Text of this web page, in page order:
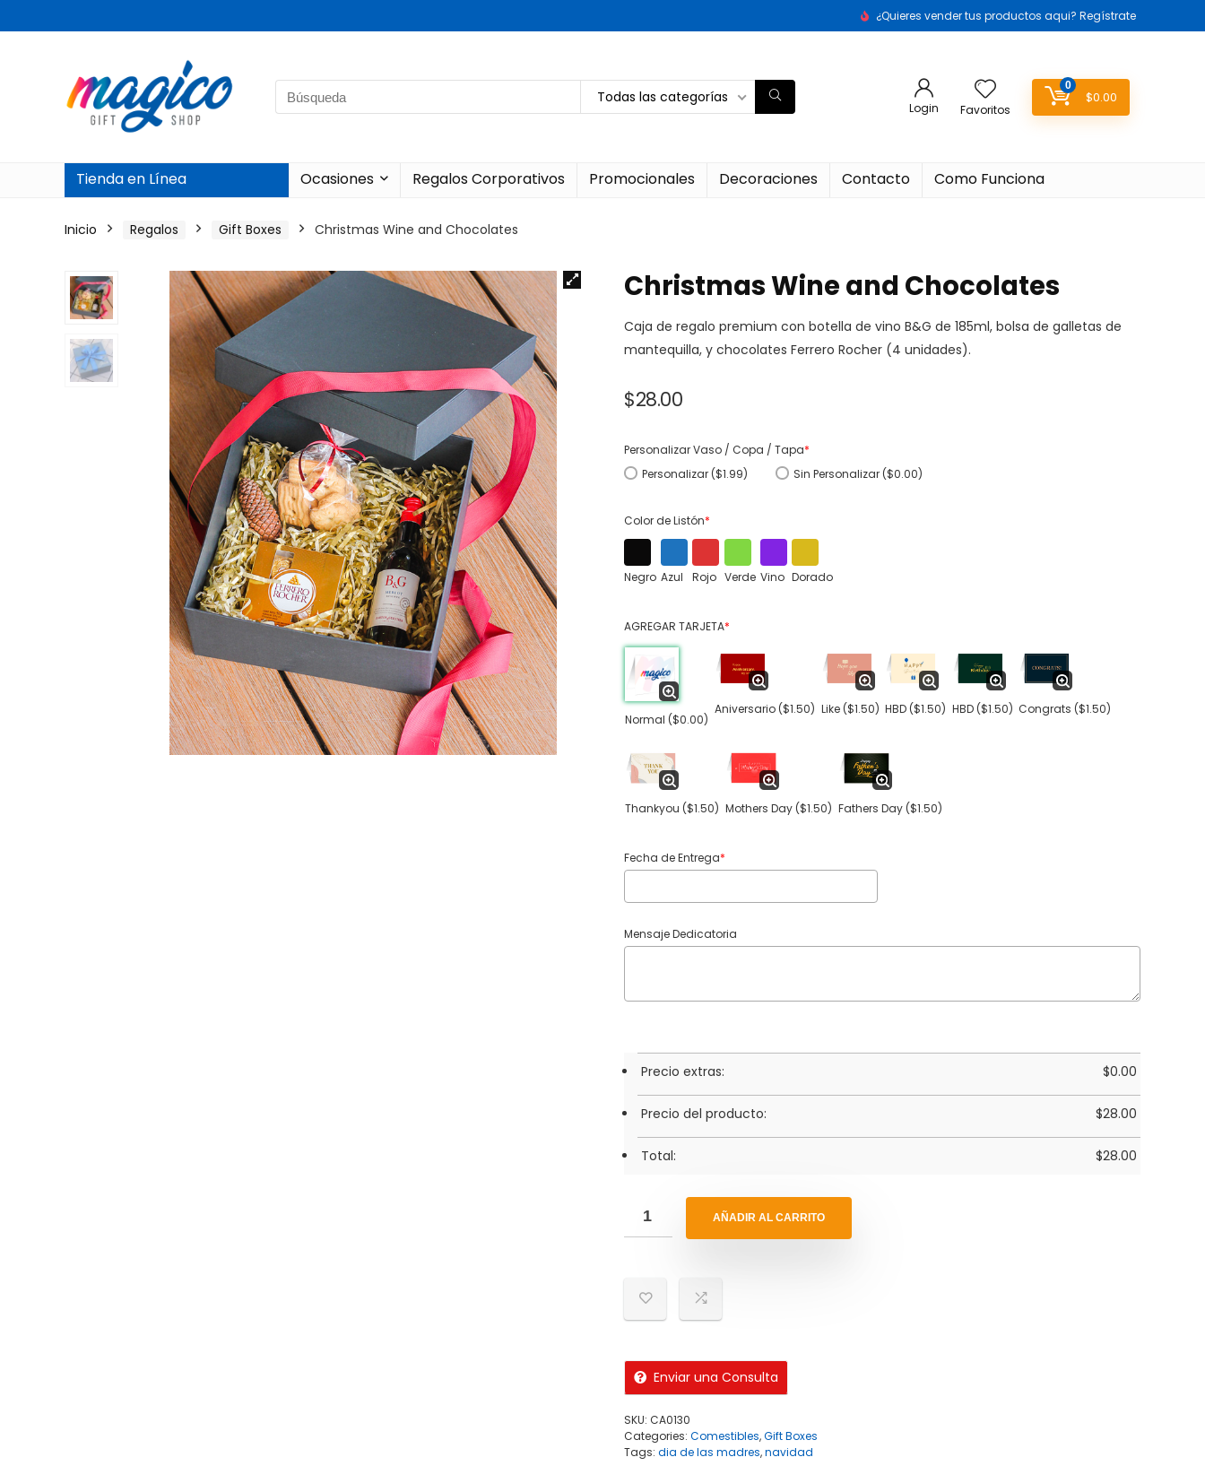
¿Quieres vender tus productos aqui? Regístrate
Search
for:
Todas las categorías
Login Favoritos
0
$0.00
Tienda en Línea Ocasiones Regalos Corporativos Promocionales Decoraciones Contacto Como Funciona
Inicio Regalos Gift Boxes Christmas Wine and Chocolates
Christmas Wine and Chocolates
Caja de regalo premium con botella de vino B&G de 185ml, bolsa de galletas de
mantequilla, y chocolates Ferrero Rocher (4 unidades).
$28.00
Personalizar Vaso / Copa / Tapa*
Personalizar ($1.99)
Sin Personalizar ($0.00)
Color de Listón*
Negro Azul Rojo Verde Vino Dorado
AGREGAR TARJETA*
Normal ($0.00)
Aniversario ($1.50) Like ($1.50) HBD ($1.50) HBD ($1.50) Congrats ($1.50)
Thankyou ($1.50) Mothers Day ($1.50) Fathers Day ($1.50)
Fecha de Entrega*
Mensaje Dedicatoria
Precio extras: $0.00
Precio del producto: $28.00
Total: $28.00
AÑADIR AL CARRITO
Enviar una Consulta
SKU: CA0130
Categories: Comestibles,Gift Boxes
Tags: dia de las madres,navidad